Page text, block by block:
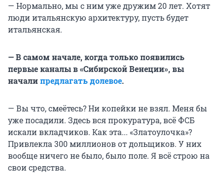
— Нормально, мы с ним уже дружим 20 лет. Хотят
люди итальянскую архитектуру, пусть будет
итальянская.
— В самом начале, когда только появились
первые каналы в «Сибирской Венеции», вы
началипредлагать долевое.
— Вы что, смеётесь? Ни копейки не взял. Меня бы
уже посадили. Здесь вся прокуратура, всё ФСБ
искали вкладчиков. Как эта... «Златоулочка»?
Привлекла 300 миллионов от дольщиков. У них
вообще ничего не было, было поле. Я всё строю на
свои средства.